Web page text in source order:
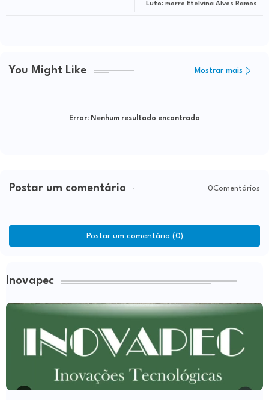
Luto: morre Etelvina Alves Ramos
You Might Like Mostrar mais
Error: Nenhum resultado encontrado
Postar um comentário 0Comentários
Postar um comentário (0)
Inovapec